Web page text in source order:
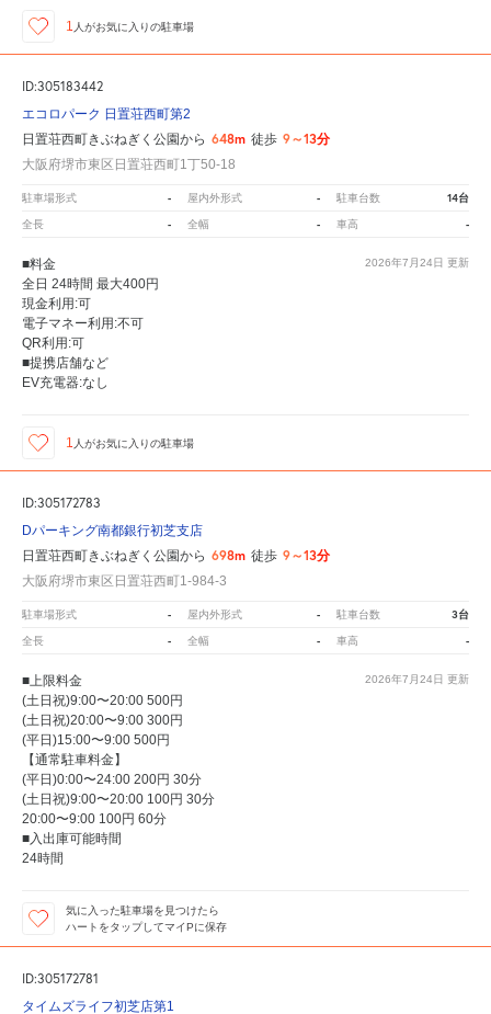
1 人がお気に入りの駐車場
ID:305183442
エコロパーク 日置荘西町第2
日置荘西町きぶねぎく公園から 648m 徒歩 9～13分
大阪府堺市東区日置荘西町1丁50-18
駐車場形式 - 屋内外形式 - 駐車台数 14台
全長 - 全幅 - 車高 -
2026年7月24日 更新
■料金
全日 24時間 最大400円
現金利用:可
電子マネー利用:不可
QR利用:可
■提携店舗など
EV充電器:なし
1 人がお気に入りの駐車場
ID:305172783
Dパーキング南都銀行初芝支店
日置荘西町きぶねぎく公園から 698m 徒歩 9～13分
大阪府堺市東区日置荘西町1-984-3
駐車場形式 - 屋内外形式 - 駐車台数 3台
全長 - 全幅 - 車高 -
2026年7月24日 更新
■上限料金
(土日祝)9:00〜20:00 500円
(土日祝)20:00〜9:00 300円
(平日)15:00〜9:00 500円
【通常駐車料金】
(平日)0:00〜24:00 200円 30分
(土日祝)9:00〜20:00 100円 30分
20:00〜9:00 100円 60分
■入出庫可能時間
24時間
気に入った駐車場を見つけたら
ハートをタップしてマイPに保存
ID:305172781
タイムズライフ初芝店第1